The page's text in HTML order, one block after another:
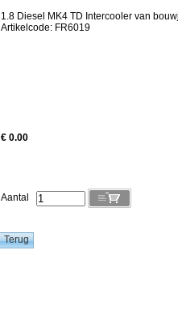
1.8 Diesel MK4 TD Intercooler van
Artikelcode: FR6019
€ 0.00
Aantal